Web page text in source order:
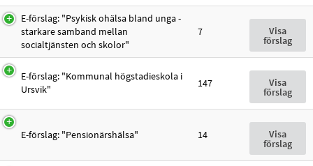
E-förslag: "Psykisk ohälsa bland unga -
starkare samband mellan
socialtjänsten och skolor"
7 Visa
förslag
E-förslag: "Kommunal högstadieskola i
Ursvik"
147 Visa
förslag
E-förslag: "Pensionärshälsa" 14 Visa
förslag